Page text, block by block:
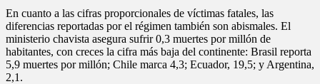
En cuanto a las cifras proporcionales de víctimas fatales, las
diferencias reportadas por el régimen también son abismales. El
ministerio chavista asegura sufrir 0,3 muertes por millón de
habitantes, con creces la cifra más baja del continente: Brasil reporta
5,9 muertes por millón; Chile marca 4,3; Ecuador, 19,5; y Argentina,
2,1.